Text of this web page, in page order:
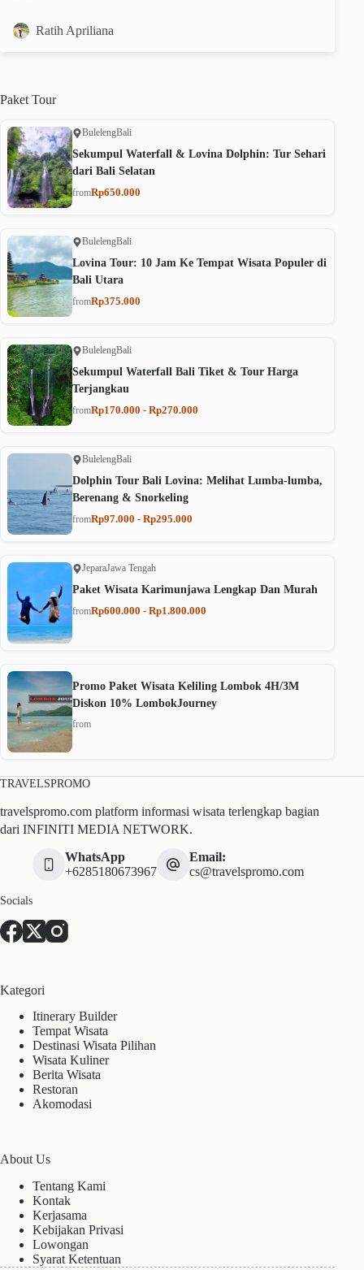
Ratih Apriliana
Paket Tour
BulelengBali
Sekumpul Waterfall & Lovina Dolphin: Tur Sehari
dari Bali Selatan
fromRp650.000
BulelengBali
Lovina Tour: 10 Jam Ke Tempat Wisata Populer di
Bali Utara
fromRp375.000
BulelengBali
Sekumpul Waterfall Bali Tiket & Tour Harga
Terjangkau
fromRp170.000 - Rp270.000
BulelengBali
Dolphin Tour Bali Lovina: Melihat Lumba-lumba,
Berenang & Snorkeling
fromRp97.000 - Rp295.000
JeparaJawa Tengah
Paket Wisata Karimunjawa Lengkap Dan Murah
fromRp600.000 - Rp1.800.000
Promo Paket Wisata Keliling Lombok 4H/3M
Diskon 10% LombokJourney
from
TRAVELSPROMO
travelspromo.com platform informasi wisata terlengkap bagian
dari INFINITI MEDIA NETWORK.
WhatsApp
+6285180673967
Email:
cs@travelspromo.com
Socials
Kategori
Itinerary Builder
Tempat Wisata
Destinasi Wisata Pilihan
Wisata Kuliner
Berita Wisata
Restoran
Akomodasi
About Us
Tentang Kami
Kontak
Kerjasama
Kebijakan Privasi
Lowongan
Syarat Ketentuan